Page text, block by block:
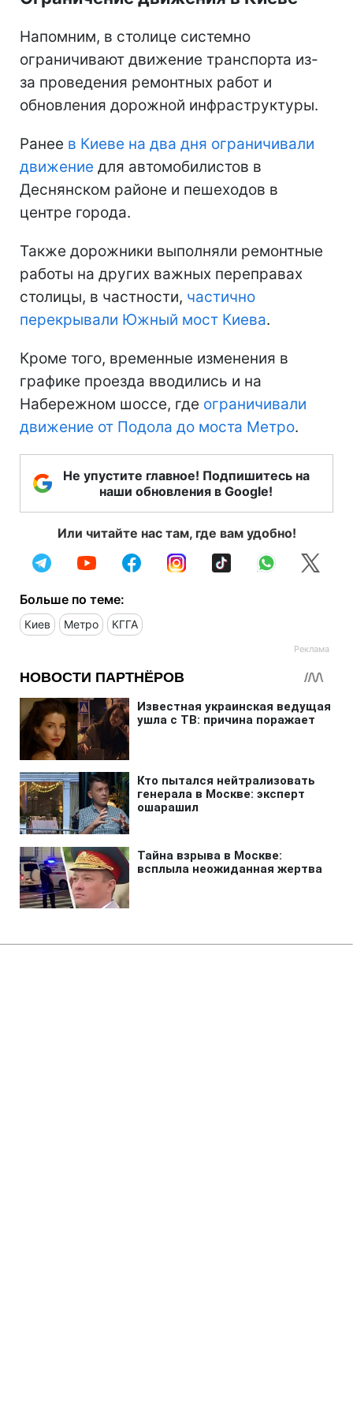
Напомним, в столице системно
ограничивают движение транспорта из-
за проведения ремонтных работ и
обновления дорожной инфраструктуры.
Ранее в Киеве на два дня ограничивали
движение для автомобилистов в
Деснянском районе и пешеходов в
центре города.
Также дорожники выполняли ремонтные
работы на других важных переправах
столицы, в частности, частично
перекрывали Южный мост Киева.
Кроме того, временные изменения в
графике проезда вводились и на
Набережном шоссе, где ограничивали
движение от Подола до моста Метро.
Не упустите главное! Подпишитесь на
наши обновления в Google!
Или читайте нас там, где вам удобно!
Больше по теме:
Киев Метро КГГА